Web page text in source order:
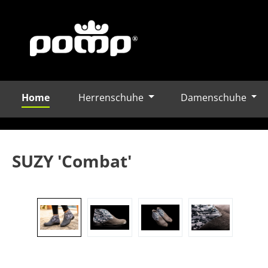
Hauptinhalt springen
Zur Suche springen
Zur Hauptnavigation springen
Home Herrenschuhe Damenschuhe
SUZY 'Combat'
Bildergalerie überspringen